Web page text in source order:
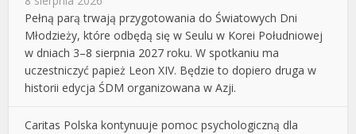
Pełną parą trwają przygotowania do Światowych Dni
Młodzieży, które odbędą się w Seulu w Korei Południowej
w dniach 3–8 sierpnia 2027 roku. W spotkaniu ma
uczestniczyć papież Leon XIV. Będzie to dopiero druga w
historii edycja ŚDM organizowana w Azji.
Caritas Polska kontynuuje pomoc psychologiczną dla